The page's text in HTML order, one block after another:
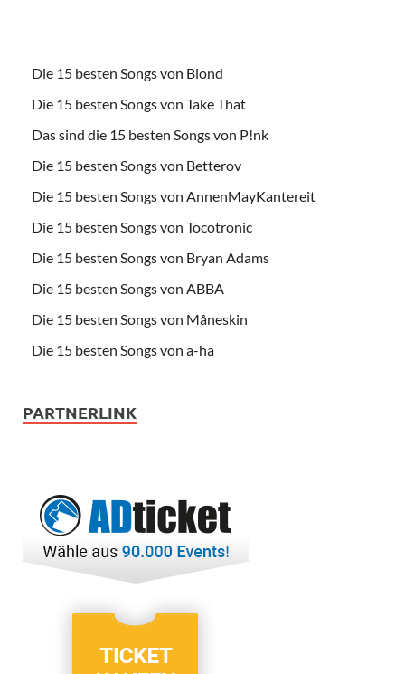
Die 15 besten Songs von Blond
Die 15 besten Songs von Take That
Das sind die 15 besten Songs von P!nk
Die 15 besten Songs von Betterov
Die 15 besten Songs von AnnenMayKantereit
Die 15 besten Songs von Tocotronic
Die 15 besten Songs von Bryan Adams
Die 15 besten Songs von ABBA
Die 15 besten Songs von Måneskin
Die 15 besten Songs von a-ha
PARTNERLINK